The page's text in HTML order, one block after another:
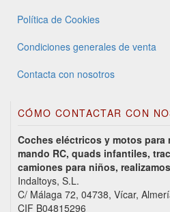
Política de Cookies
Condiciones generales de venta
Contacta con nosotros
CÓMO CONTACTAR CON
Coches eléctricos y motos para
mando RC, quads infantiles,
camiones para niños,
Indaltoys, S.L.
C/ Málaga 72, 04738, Vícar,
CIF B04815296